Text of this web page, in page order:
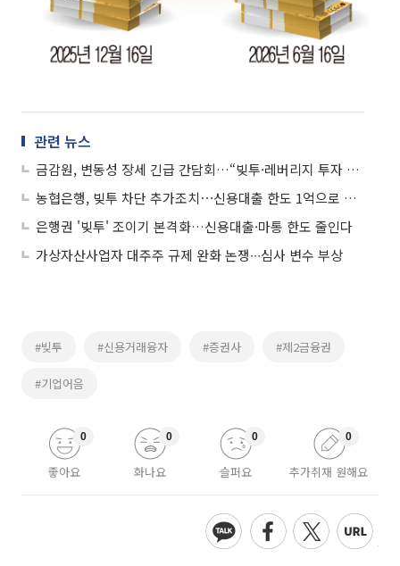
관련 뉴스
금감원, 변동성 장세 긴급 간담회…“빚투·레버리지 투자 피해 우려”
농협은행, 빚투 차단 추가조치⋯신용대출 한도 1억으로 축소
은행권 '빚투' 조이기 본격화…신용대출·마통 한도 줄인다
가상자산사업자 대주주 규제 완화 논쟁∙∙∙심사 변수 부상
#빚투 #신용거래융자 #증권사 #제2금융권
#기업어음
좋아요
0
화나요
0
슬퍼요
0
추가취재 원해요
0